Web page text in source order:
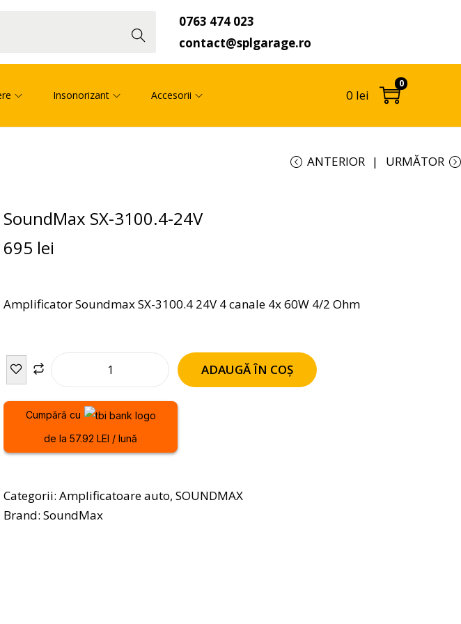
ă
0763 474 023
contact@splgarage.ro
Insonorizant Accesorii 0 lei
0
ANTERIOR URMĂTOR
SoundMax SX-3100.4-24V
695 lei
Amplificator Soundmax SX-3100.4 24V 4 canale 4x 60W 4/2 Ohm
ADAUGĂ ÎN COȘ
Cumpără cu
de la 57.92 LEI / lună
Categorii: Amplificatoare auto, SOUNDMAX
Brand: SoundMax